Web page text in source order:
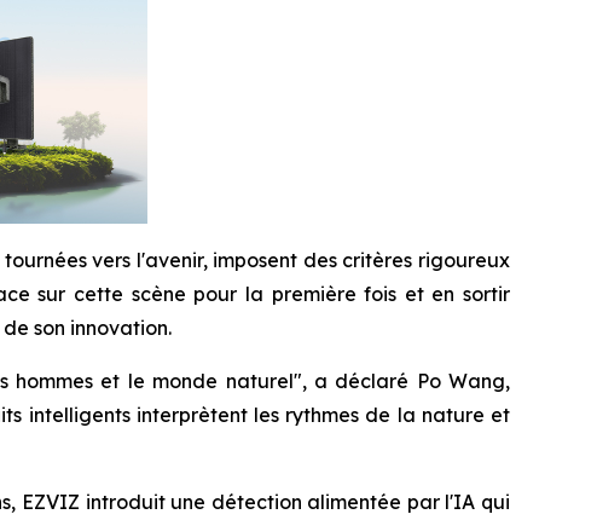
vers l'avenir, imposent des critères rigoureux
sur cette scène pour la première fois et en sortir
son innovation.
hommes et le monde naturel", a déclaré Po Wang,
intelligents interprètent les rythmes de la nature et
EZVIZ introduit une détection alimentée par l'IA qui